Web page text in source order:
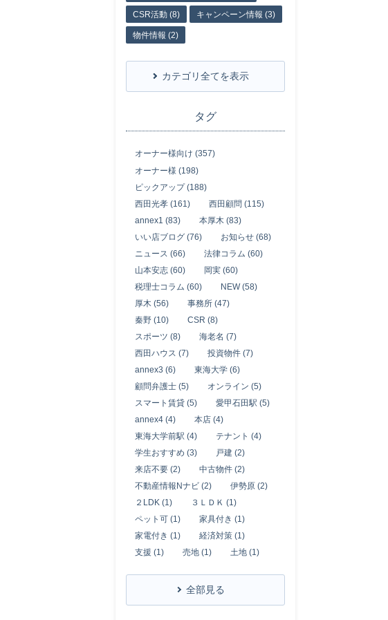
CSR活動 (8) キャンペーン情報 (3)
物件情報 (2)
カテゴリ全てを表示
タグ
オーナー様向け (357)
オーナー様 (198)
ピックアップ (188)
西田光孝 (161)
西田顧問 (115)
annex1 (83)
本厚木 (83)
いい店ブログ (76)
お知らせ (68)
ニュース (66)
法律コラム (60)
山本安志 (60)
岡実 (60)
税理士コラム (60)
NEW (58)
厚木 (56)
事務所 (47)
秦野 (10)
CSR (8)
スポーツ (8)
海老名 (7)
西田ハウス (7)
投資物件 (7)
annex3 (6)
東海大学 (6)
顧問弁護士 (5)
オンライン (5)
スマート賃貸 (5)
愛甲石田駅 (5)
annex4 (4)
本店 (4)
東海大学前駅 (4)
テナント (4)
学生おすすめ (3)
戸建 (2)
来店不要 (2)
中古物件 (2)
不動産情報Nナビ (2)
伊勢原 (2)
２LDK (1)
３ＬＤＫ (1)
ペット可 (1)
家具付き (1)
家電付き (1)
経済対策 (1)
支援 (1)
売地 (1) 土地 (1)
全部見る